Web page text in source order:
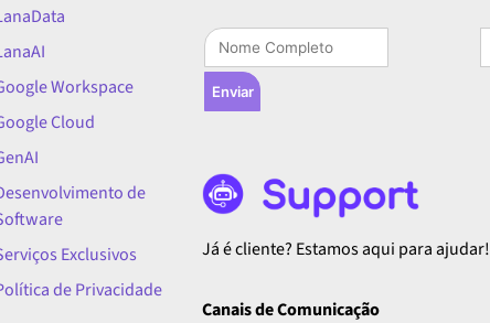
Workspace
Cloud
de
Exclusivos
de Privacidade
Enviar
Já é cliente? Estamos aqui para ajudar!
Canais de Comunicação